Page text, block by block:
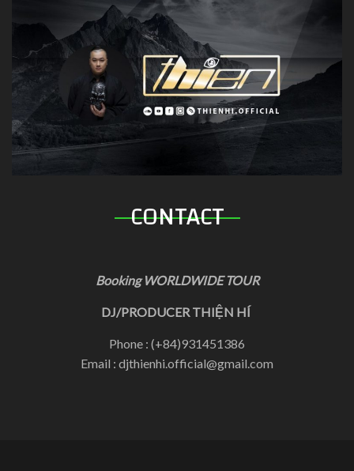
CONTACT
Booking WORLDWIDE TOUR
DJ/PRODUCER THIỆN HÍ
Phone : (+84)931451386
Email : djthienhi.official@gmail.com